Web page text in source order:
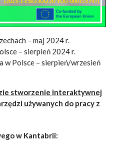
– maj 2024 r.
– sierpień 2024 r.
w Polsce – sierpień/wrzesień
stworzenie interaktywnej
używanych do pracy z
w Kantabrii: